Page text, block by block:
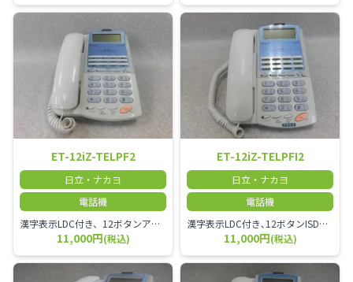
ET-12iZ-TELPF2
日立・ナカヨ
電話機
漢字表示LDC付き、12ボタンアナログ停電電話機2
11,000円(税込)
ET-12iZ-TELPFI2
日立・ナカヨ
電話機
漢字表示LDC付き､12ボタンISDN停電用電話機2
11,000円(税込)